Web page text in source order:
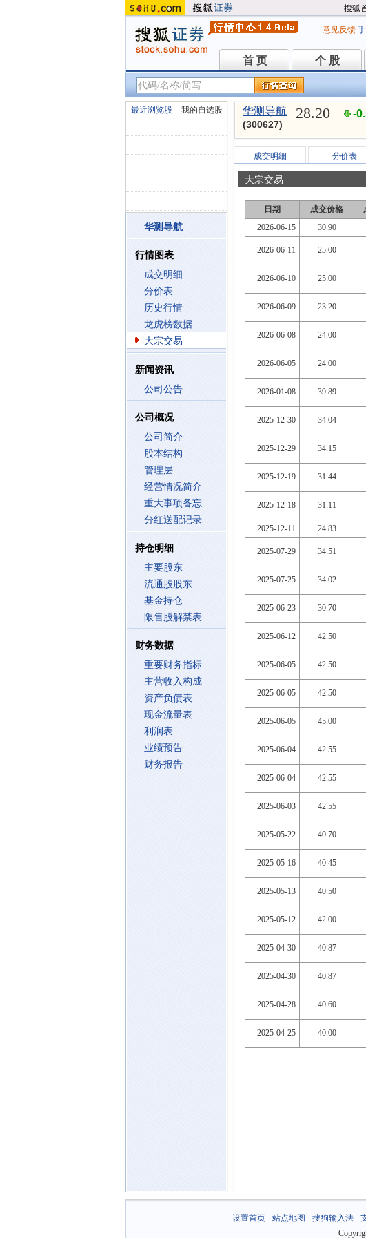
搜狐
意见反馈
首 页
首 页 个 股
个 股
最近浏览股 我的自选股
华测导航
行情图表
成交明细
分价表
历史行情
龙虎榜数据
大宗交易
新闻资讯
公司公告
公司概况
公司简介
股本结构
管理层
经营情况简介
重大事项备忘
分红送配记录
持仓明细
主要股东
流通股股东
基金持仓
限售股解禁表
财务数据
重要财务指标
主营收入构成
资产负债表
现金流量表
利润表
业绩预告
财务报告
华测导航
(300627)
28.20 -
成交明细 分价表
大宗交易
日期 成交价格
2026-06-15
30.90
2026-06-11 25.00
2026-06-10 25.00
2026-06-09 23.20
2026-06-08 24.00
2026-06-05 24.00
2026-01-08 39.89
2025-12-30 34.04
2025-12-29 34.15
2025-12-19 31.44
2025-12-18 31.11
2025-12-11
24.83
2025-07-29 34.51
2025-07-25 34.02
2025-06-23 30.70
2025-06-12 42.50
2025-06-05 42.50
2025-06-05 42.50
2025-06-05 45.00
2025-06-04 42.55
2025-06-04 42.55
2025-06-03 42.55
2025-05-22 40.70
2025-05-16 40.45
2025-05-13 40.50
2025-05-12 42.00
2025-04-30 40.87
2025-04-30 40.87
2025-04-28 40.60
2025-04-25 40.00
设置首页- 站点地图 - 搜狗输入法-